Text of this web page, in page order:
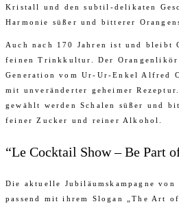
Kristall und den subtil-delikaten
Harmonie süßer und bitterer
Auch nach 170 Jahren ist und bleibt
feinen Trinkkultur. Der Orangenlikör
Generation vom Ur-Ur-Enkel Alfred
mit unveränderter geheimer
gewählt werden Schalen süßer und
feiner Zucker und reiner Alkohol.
“Le Cocktail Show – Be Part
Die aktuelle Jubiläumskampagne von
passend mit ihrem Slogan „The Art